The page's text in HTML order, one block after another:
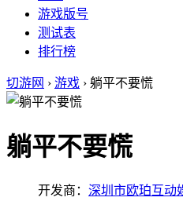
游戏版号
测试表
排行榜
切游网 › 游戏 › 躺平不要慌
躺平不要慌
开发商： 深圳市欧珀互动